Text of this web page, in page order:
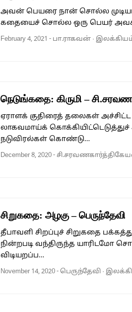
அவன் பெயரை நான் சொல்ல
கதையைச் சொல்ல ஒரு பெயர்
February 4, 2021 - பா.ராகவன் ·
நெடுங்கதை: கிருமி –
ஏராளக் குதிரைத் தலைகள்
லாகவமாய்க் கொக்கியிட்டெடுத்துச்
நடுவிரல்கள் கொண்டு…
December 8, 2020-
சிறுகதை: அழகு – பெருந்தேவி
தீபாவளி சிறப்புச் சிறுகதை
நின்றபடி வந்திருந்த யாரிடமோ
விடியறப்ப…
November 14, 2020-பெருந்தேவி ·